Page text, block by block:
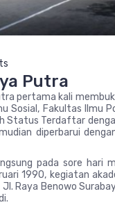
Putra
pertama kali
Sosial, Fakultas Ilmu
Status Terdaftar
diperbarui
pada sore hari
1990, kegiatan
Raya Benowo